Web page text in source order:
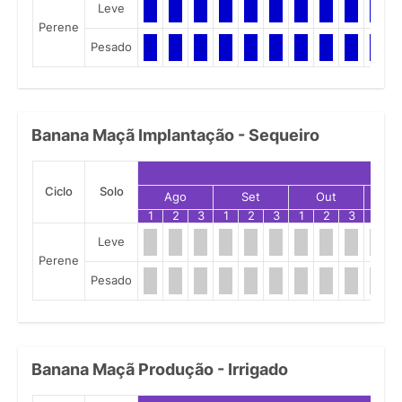
Perene
Leve
Pesado
Banana Maçã Implantação - Sequeiro
Ciclo Solo Ago Set Out
1
2 3 1 2 3 1 2 3
Perene
Leve
Pesado
Banana Maçã Produção - Irrigado